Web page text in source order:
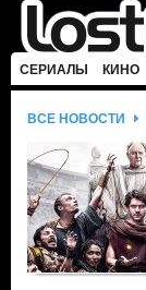
СЕРИАЛЫ КИНО
ВСЕ НОВОСТИ